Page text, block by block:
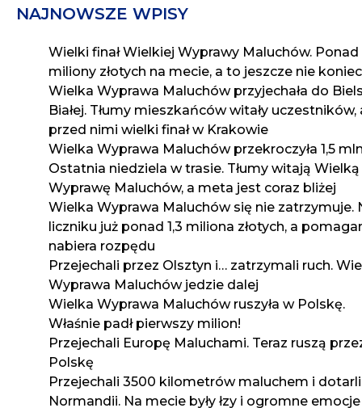
NAJNOWSZE WPISY
Wielki finał Wielkiej Wyprawy Maluchów. Ponad
miliony złotych na mecie, a to jeszcze nie koniec
Wielka Wyprawa Maluchów przyjechała do
Białej. Tłumy mieszkańców witały uczestników,
przed nimi wielki finał w Krakowie
Wielka Wyprawa Maluchów przekroczyła 1,5 mln
Ostatnia niedziela w trasie. Tłumy witają Wielką
Wyprawę Maluchów, a meta jest coraz bliżej
Wielka Wyprawa Maluchów się nie zatrzymuje.
liczniku już ponad 1,3 miliona złotych, a
nabiera rozpędu
Przejechali przez Olsztyn i… zatrzymali ruch.
Wyprawa Maluchów jedzie dalej
Wielka Wyprawa Maluchów ruszyła w Polskę.
Właśnie padł pierwszy milion!
Przejechali Europę Maluchami. Teraz ruszą
Polskę
Przejechali 3500 kilometrów maluchem i
Normandii. Na mecie były łzy i ogromne emocje